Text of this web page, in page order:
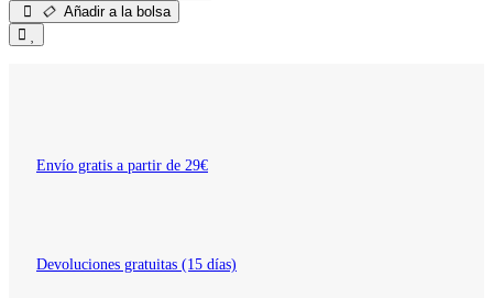
Añadir a la bolsa
Envío gratis a partir de 29€
Devoluciones gratuitas (15 días)